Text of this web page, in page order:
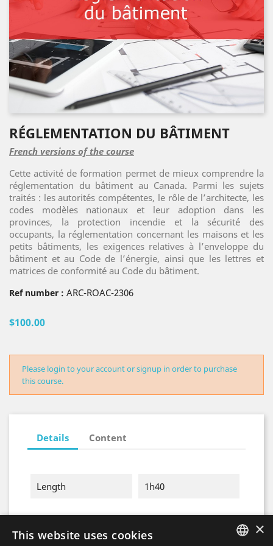
RÉGLEMENTATION DU BÂTIMENT
French versions of the course
Cette activité de formation permet de mieux comprendre la
réglementation du bâtiment au Canada. Parmi les sujets
traités : les autorités compétentes, le rôle de l’architecte, les
codes modèles nationaux et leur adoption dans les
provinces, la protection incendie et la sécurité des
occupants, la réglementation concernant les maisons et les
petits bâtiments, les exigences relatives à l’enveloppe du
bâtiment et au Code de l’énergie, ainsi que les lettres et
matrices de conformité au Code du bâtiment.
Ref number : ARC-ROAC-2306
$100.00
Please login to your account or signup in order to purchase
this course.
Details Content
Length 1h40
×
This website uses cookies